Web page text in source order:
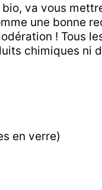
va vous
une bonne
! Tous
chimiques ni
en verre)